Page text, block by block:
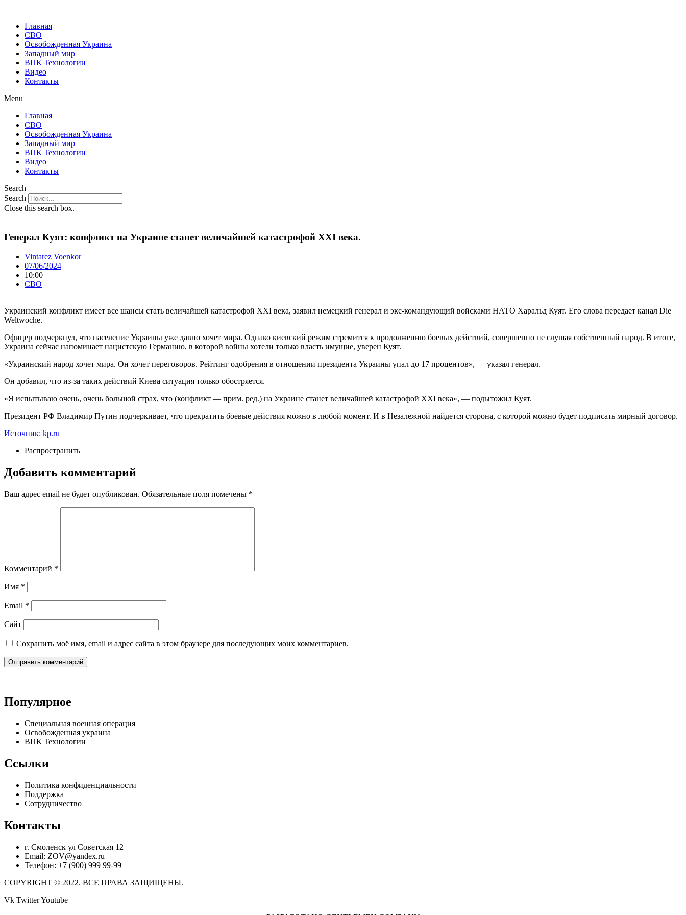
Главная
СВО
Освобожденная Украина
Западный мир
ВПК Технологии
Видео
Контакты
Menu
Главная
СВО
Освобожденная Украина
Западный мир
ВПК Технологии
Видео
Контакты
Search
Search
Close this search box.
Генерал Куят: конфликт на Украине станет величайшей катастрофой XXI века.
Vintarez Voenkor
07/06/2024
10:00
СВО
Украинский конфликт имеет все шансы стать величайшей катастрофой XXI века, заявил немецкий генерал и экс-командующий войсками НАТО Харальд Куят. Его слова передает канал Die
Weltwoche.
Офицер подчеркнул, что население Украины уже давно хочет мира. Однако киевский режим стремится к продолжению боевых действий, совершенно не слушая собственный народ. В итоге,
Украина сейчас напоминает нацистскую Германию, в которой войны хотели только власть имущие, уверен Куят.
«Украинский народ хочет мира. Он хочет переговоров. Рейтинг одобрения в отношении президента Украины упал до 17 процентов», — указал генерал.
Он добавил, что из-за таких действий Киева ситуация только обостряется.
«Я испытываю очень, очень большой страх, что (конфликт — прим. ред.) на Украине станет величайшей катастрофой XXI века», — подытожил Куят.
Президент РФ Владимир Путин подчеркивает, что прекратить боевые действия можно в любой момент. И в Незалежной найдется сторона, с которой можно будет подписать мирный договор.
Источник: kp.ru
Распространить
Добавить комментарий
Ваш адрес email не будет опубликован. Обязательные поля помечены *
Комментарий *
Имя *
Email *
Сайт
Сохранить моё имя, email и адрес сайта в этом браузере для последующих моих комментариев.
Популярное
Специальная военная операция
Освобожденная украина
ВПК Технологии
Ссылки
Политика конфиденциальности
Поддержка
Сотрудничество
Контакты
г. Смоленск ул Советская 12
Email: ZOV@yandex.ru
Телефон: +7 (900) 999 99-99
COPYRIGHT © 2022. ВСЕ ПРАВА ЗАЩИЩЕНЫ.
Vk TwitterYoutube